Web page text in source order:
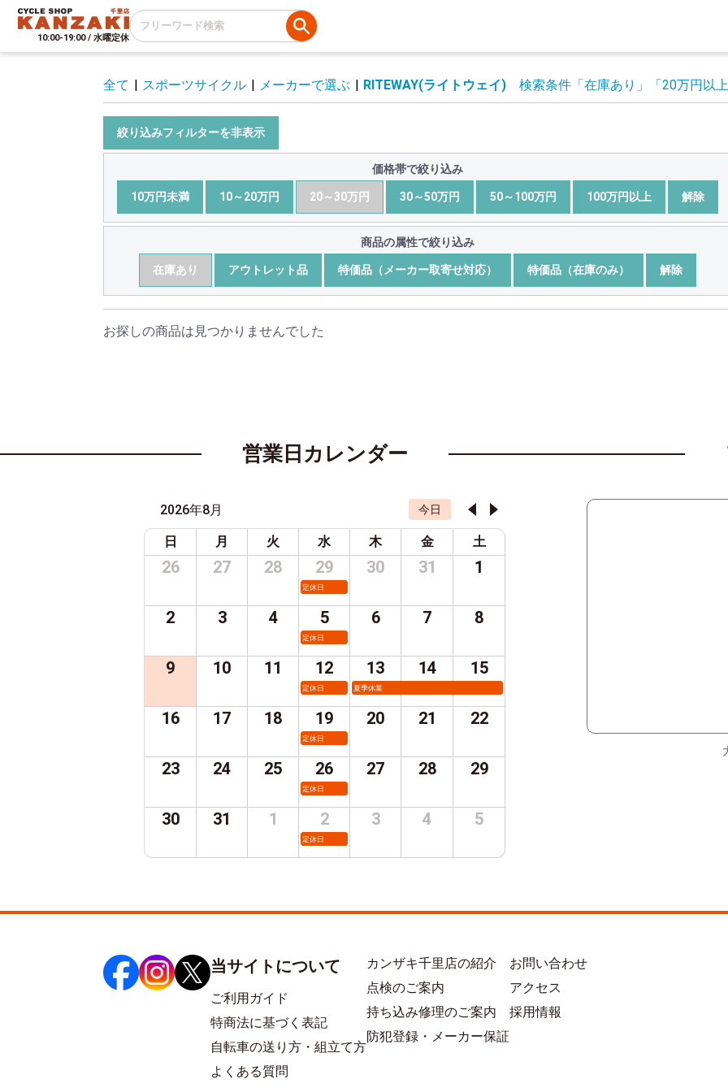
10:00-19:00 / 水曜定休
全て | スポーツサイクル | メーカーで選ぶ | RITEWAY(ライトウェイ) 検索条件 「在庫あり」 「20万円以
絞り込みフィルターを非表示
価格帯で絞り込み
10万円未満 10～20万円 20～30万円 30～50万円 50～100万円 100万円以上 解除
商品の属性で絞り込み
在庫あり アウトレット品 特価品（メーカー取寄せ対応） 特価品（在庫のみ） 解除
お探しの商品は見つかりませんでした
営業日カレンダー
2026年8月 今日
日 月 火 水 木 金 土
26 27 28 29
定休日
30 31 1
2 3 4 5
定休日
6 7 8
9 10 11 12
定休日
13
夏季休業
14 15
16 17 18 19
定休日
20 21 22
23 24 25 26
定休日
27 28 29
30 31 1 2
定休日
3 4 5
当サイトについて
ご利用ガイド
特商法に基づく表記
自転車の送り方・組立て方
よくある質問
カンザキ千里店の紹介
点検のご案内
持ち込み修理のご案内
防犯登録・メーカー保証
お問い合わせ
アクセス
採用情報